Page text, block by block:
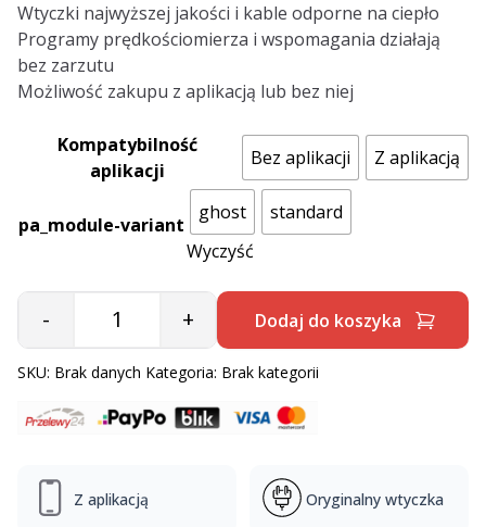
Wtyczki najwyższej jakości i kable odporne na ciepło
Programy prędkościomierza i wspomagania działają
bez zarzutu
Możliwość zakupu z aplikacją lub bez niej
Kompatybilność
aplikacji
Bez aplikacji Z aplikacją
pa_module-variant
ghost
standard
Wyczyść
Quantity
- + Dodaj do koszyka
SKU: Brak danych Kategoria: Brak kategorii
Z aplikacją Oryginalny wtyczka